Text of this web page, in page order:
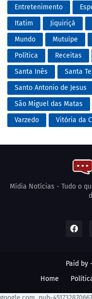
Entretenimento
Itatim
Jiquiriçá
Mundo
Mutuípe
Política
Receitas
Santa Inês
Santa
Santo Antonio de Jesus
São Miguel das Matas
Varzedo
Vitória da
Mídia Notícias - Tudo o
Paid by -
Home